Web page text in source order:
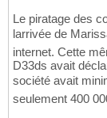
Le piratage des
larrivée de
internet. Cette
D33ds avait
société avait
seulement 400